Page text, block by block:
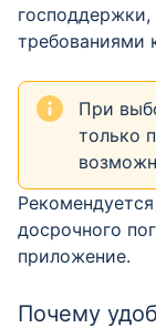
требованиями
При
только
досрочного
приложение.
Почему